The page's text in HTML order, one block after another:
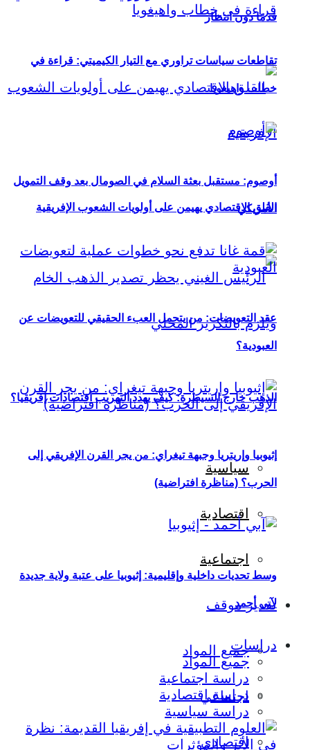
قدمًا دون انتظار
القلق الاقتصادي يهيمن على أولويات الشعوب الإفريقية
الذهب خارج السيطرة: كيف يهدد التهريب اقتصادات إفريقيا؟
سياسية
اقتصادية
اجتماعية
تقدير موقف
جميع المواد
اجتماعي
اقتصادي
تقاطعات سياسات تراوري مع التيار الكيميتي: قراءة في
خطاب واهيغويا
أوصوم: مستقبل بعثة السلام في الصومال بعد وقف التمويل
الأمريكي
عقد التعويضات: من يتحمل العبء الحقيقي للتعويضات عن
العبودية؟
إثيوبيا وإريتريا وجبهة تيغراي: من يجر القرن الإفريقي إلى
الحرب؟ (مناظرة افتراضية)
وسط تحديات داخلية وإقليمية: إثيوبيا على عتبة ولاية جديدة
لآبي أحمد
دراسات
جميع المواد
دراسة اجتماعية
دراسة اقتصادية
دراسة سياسية